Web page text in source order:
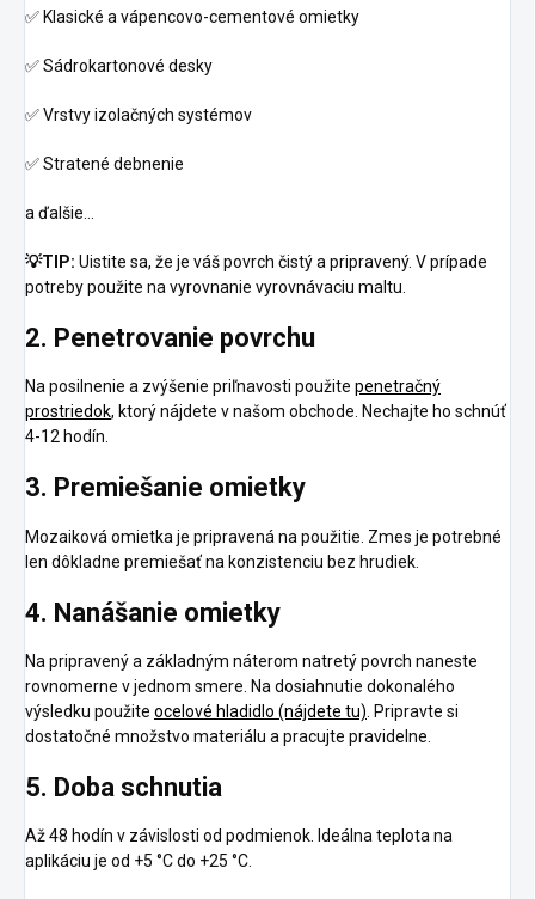
✅ Klasické a vápencovo-cementové omietky
✅Sádrokartonové desky
✅Vrstvy izolačných systémov
✅Stratené debnenie
a ďalšie…
💡TIP: Uistite sa, že je váš povrch čistý a pripravený. V prípade
potreby použite na vyrovnanie vyrovnávaciu maltu.
2. Penetrovanie povrchu
Na posilnenie a zvýšenie priľnavosti použite penetračný
prostriedok, ktorý nájdete v našom obchode. Nechajte ho schnúť
4-12 hodín.
3. Premiešanie omietky
Mozaiková omietka je pripravená na použitie. Zmes je potrebné
len dôkladne premiešať na konzistenciu bez hrudiek.
4. Nanášanie omietky
Na pripravený a základným náterom natretý povrch naneste
rovnomerne v jednom smere. Na dosiahnutie dokonalého
výsledku použite ocelové hladidlo (nájdete tu) . Pripravte si
dostatočné množstvo materiálu a pracujte pravidelne.
5. Doba schnutia
Až 48 hodín v závislosti od podmienok. Ideálna teplota na
aplikáciu je od +5 °C do +25 °C.